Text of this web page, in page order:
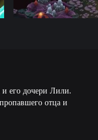
его дочери Лили.
отца и